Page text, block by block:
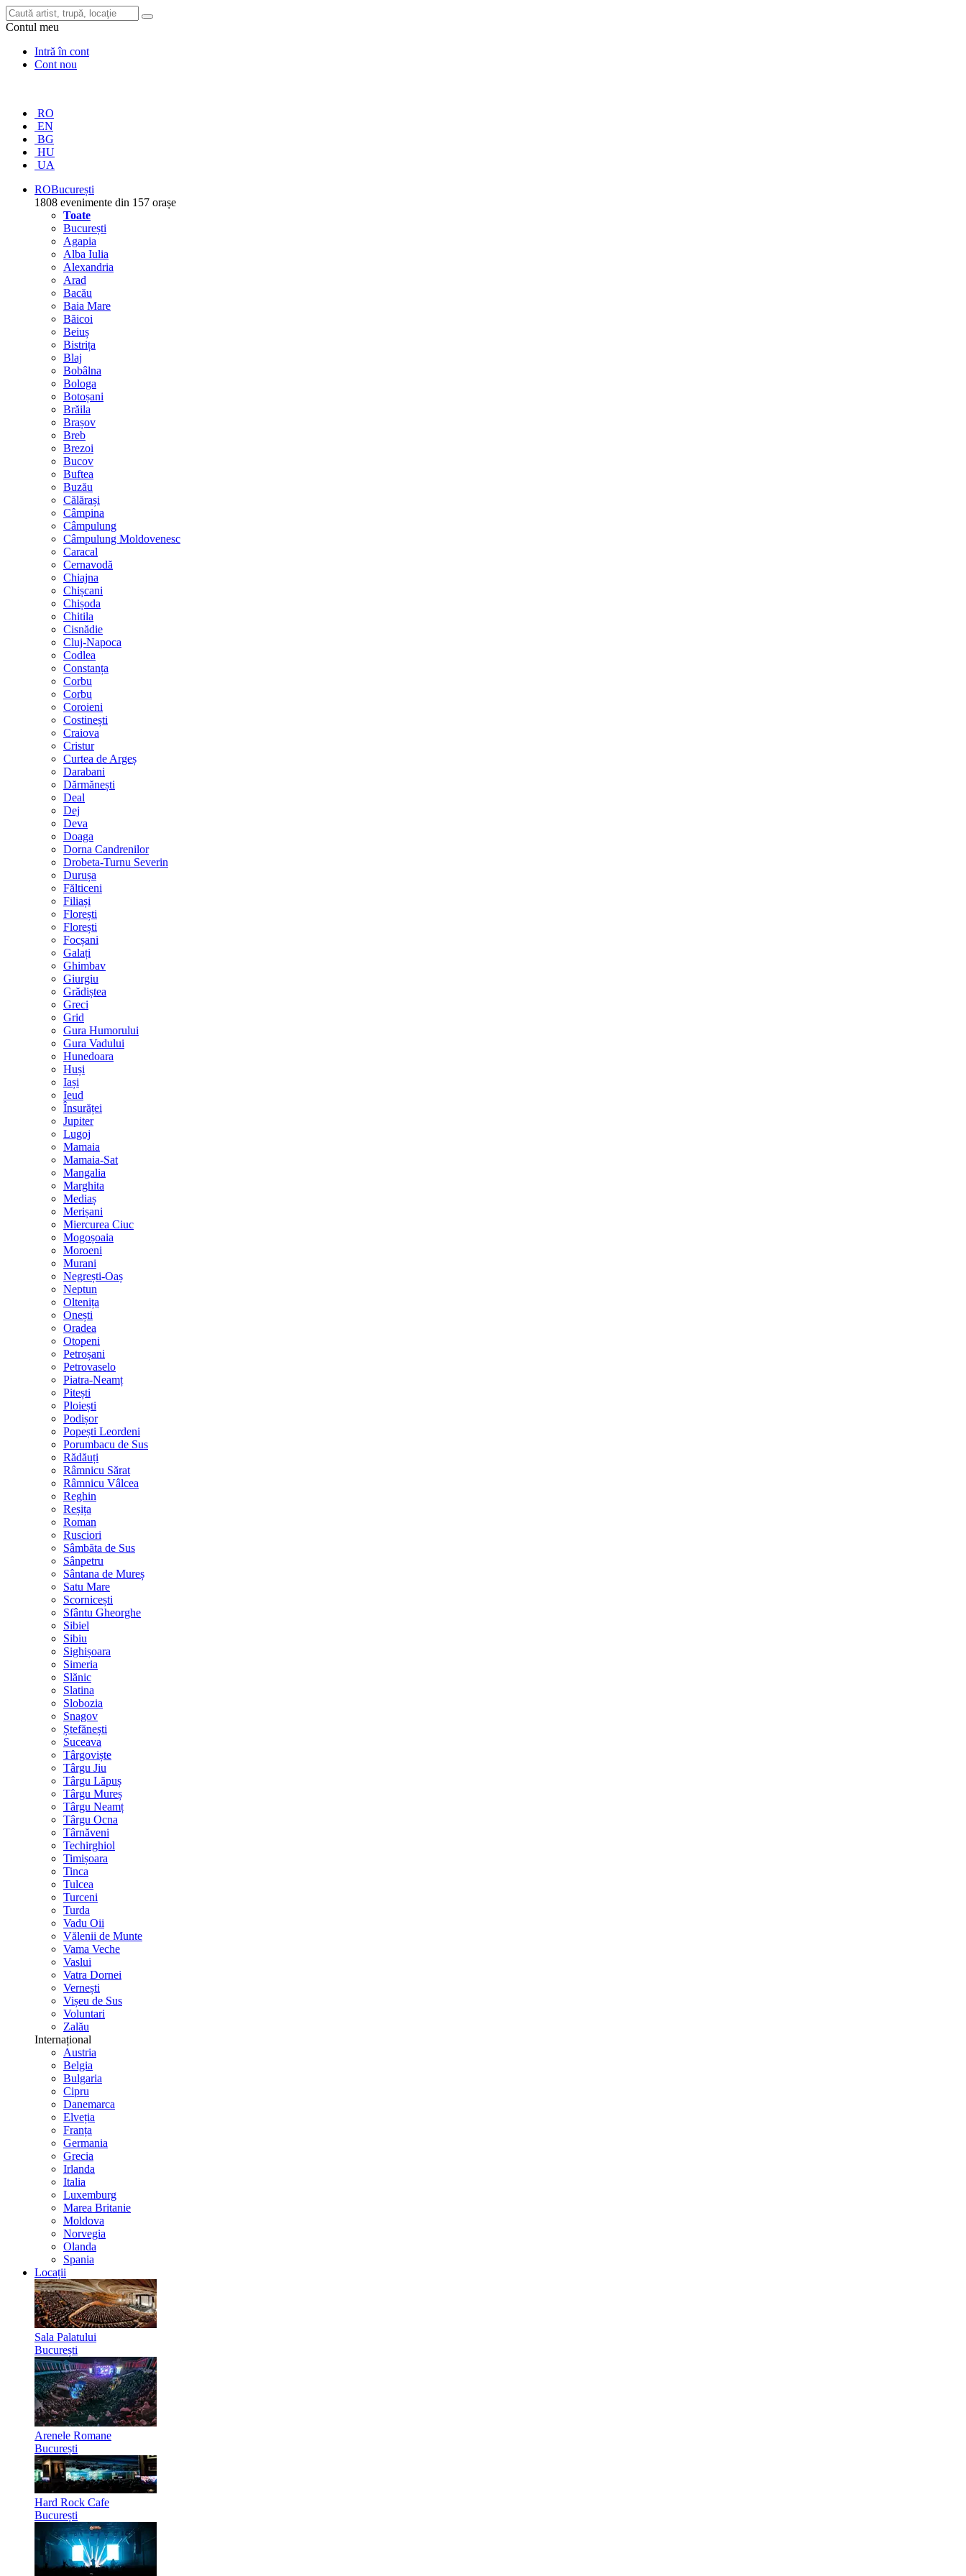
Contul meu
Intră în cont
Cont nou
RO
EN
BG
HU
UA
ROBucurești
1808 evenimente din 157 orașe
Toate
București
Agapia
Alba Iulia
Alexandria
Arad
Bacău
Baia Mare
Băicoi
Beiuș
Bistrița
Blaj
Bobâlna
Bologa
Botoșani
Brăila
Brașov
Breb
Brezoi
Bucov
Buftea
Buzău
Călărași
Câmpina
Câmpulung
Câmpulung Moldovenesc
Caracal
Cernavodă
Chiajna
Chișcani
Chișoda
Chitila
Cisnădie
Cluj-Napoca
Codlea
Constanța
Corbu
Corbu
Coroieni
Costinești
Craiova
Cristur
Curtea de Argeș
Darabani
Dărmănești
Deal
Dej
Deva
Doaga
Dorna Candrenilor
Drobeta-Turnu Severin
Durușa
Fălticeni
Filiași
Florești
Florești
Focșani
Galați
Ghimbav
Giurgiu
Grădiștea
Greci
Grid
Gura Humorului
Gura Vadului
Hunedoara
Huși
Iași
Ieud
Însurăței
Jupiter
Lugoj
Mamaia
Mamaia-Sat
Mangalia
Marghita
Mediaș
Merișani
Miercurea Ciuc
Mogoșoaia
Moroeni
Murani
Negrești-Oaș
Neptun
Oltenița
Onești
Oradea
Otopeni
Petroșani
Petrovaselo
Piatra-Neamț
Pitești
Ploiești
Podișor
Popești Leordeni
Porumbacu de Sus
Rădăuți
Râmnicu Sărat
Râmnicu Vâlcea
Reghin
Reșița
Roman
Rusciori
Sâmbăta de Sus
Sânpetru
Sântana de Mureș
Satu Mare
Scornicești
Sfântu Gheorghe
Sibiel
Sibiu
Sighișoara
Simeria
Slănic
Slatina
Slobozia
Snagov
Ștefănești
Suceava
Târgoviște
Târgu Jiu
Târgu Lăpuș
Târgu Mureș
Târgu Neamț
Târgu Ocna
Târnăveni
Techirghiol
Timișoara
Tinca
Tulcea
Turceni
Turda
Vadu Oii
Vălenii de Munte
Vama Veche
Vaslui
Vatra Dornei
Vernești
Vișeu de Sus
Voluntari
Zalău
Internațional
Austria
Belgia
Bulgaria
Cipru
Danemarca
Elveția
Franța
Germania
Grecia
Irlanda
Italia
Luxemburg
Marea Britanie
Moldova
Norvegia
Olanda
Spania
Locații
Sala Palatului
București
Arenele Romane
București
Hard Rock Cafe
București